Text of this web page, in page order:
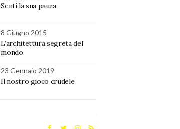
Senti la sua paura
8 Giugno 2015
L’architettura segreta del
mondo
23 Gennaio 2019
Il nostro gioco crudele